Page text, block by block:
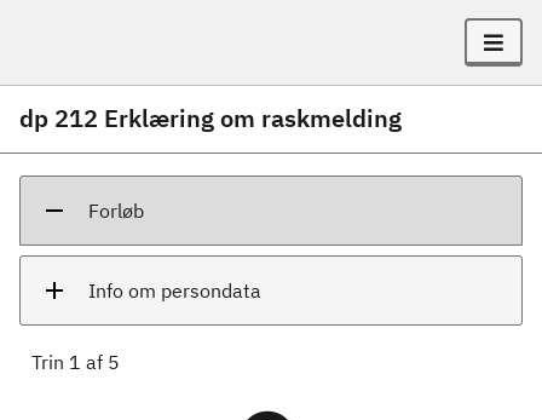
dp 212 Erklæring om raskmelding
Forløb
Info om persondata
Trin 1 af 5